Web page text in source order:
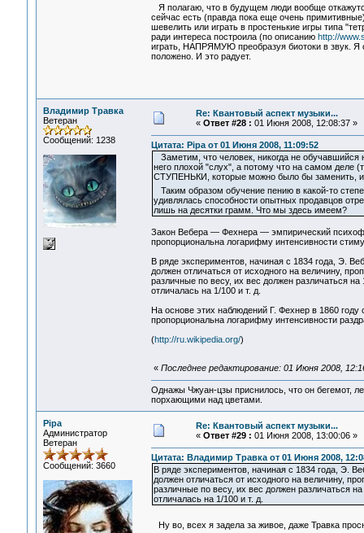
Я полагаю, что в будущем люди вообще
сейчас есть (правда пока еще очень
шевелить или играть в простенькие игры типа
ради интереса построила (по описанию http://
играть, НАПРЯМУЮ преобразуя биотоки в звук. Я
положено. И это радует.
Владимир Травка
Ветеран
Сообщений: 1238
Re: Квантовый аспект музыки...
« Ответ #28 : 01 Июня 2008, 12:08:37 »
Цитата: Pipa от 01 Июня 2008, 11:09:52
Заметим, что человек, никогда не обучавшийся
него плохой "слух", а потому что на самом деле
СТУПЕНЬКИ, которые можно было бы заменить,
Таким образом обучение пению в какой-то
удивлялась способности опытных продавцов
лишь на десятки грамм. Что мы здесь имеем?
Закон Вебера — Фехнера — эмпирический
пропорциональна логарифму интенсивности
В ряде экспериментов, начиная с 1834 года, Э.
должен отличаться от исходного на величину,
различные по весу, их вес должен различаться
отличалась на 1/100 и т. д.
На основе этих наблюдений Г. Фехнер в 1860
пропорциональна логарифму интенсивности
(http://ru.wikipedia.org/)
« Последнее редактирование: 01 Июня 2008,
Однажы Чжуан-цзы приснилось, что он бегемот,
порхающими над цветами.
Pipa
Администратор
Ветеран
Сообщений: 3660
Re: Квантовый аспект музыки...
« Ответ #29 : 01 Июня 2008, 13:00:06 »
Цитата: Владимир Травка от 01 Июня 2008,
В ряде экспериментов, начиная с 1834 года, Э.
должен отличаться от исходного на величину,
различные по весу, их вес должен различаться
отличалась на 1/100 и т. д.
Ну во, всех я задела за живое, даже Травка